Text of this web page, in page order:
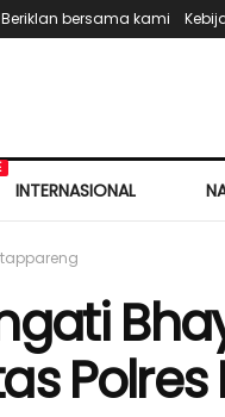
Beriklan bersama kami
INTERNASIONAL